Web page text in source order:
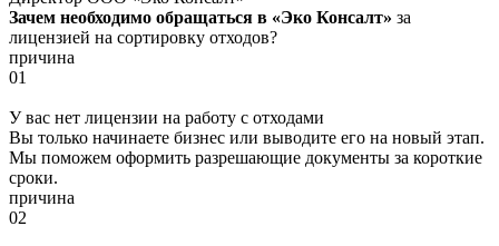
Зачем необходимо обращаться в «Эко Консалт» за
лицензией на сортировку отходов?
причина
01
У вас нет лицензии на работу с отходами
Вы только начинаете бизнес или выводите его на новый этап.
Мы поможем оформить разрешающие документы за короткие
сроки.
причина
02